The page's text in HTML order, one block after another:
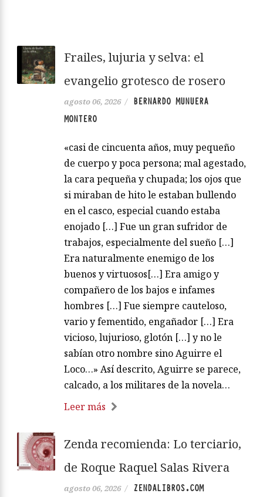
Frailes, lujuria y selva: el
evangelio grotesco de rosero
agosto 06, 2026 /
BERNARDO MUNUERA
MONTERO
«casi de cincuenta años, muy pequeño
de cuerpo y poca persona; mal agestado,
la cara pequeña y chupada; los ojos que
si miraban de hito le estaban bullendo
en el casco, especial cuando estaba
enojado […] Fue un gran sufridor de
trabajos, especialmente del sueño […]
Era naturalmente enemigo de los
buenos y virtuosos[…] Era amigo y
compañero de los bajos e infames
hombres […] Fue siempre cauteloso,
vario y fementido, engañador […] Era
vicioso, lujurioso, glotón […] y no le
sabían otro nombre sino Aguirre el
Loco…» Así descrito, Aguirre se parece,
calcado, a los militares de la novela…
Leer más
Zenda recomienda: Lo terciario,
de Roque Raquel Salas Rivera
agosto 06, 2026 / ZENDALIBROS.COM